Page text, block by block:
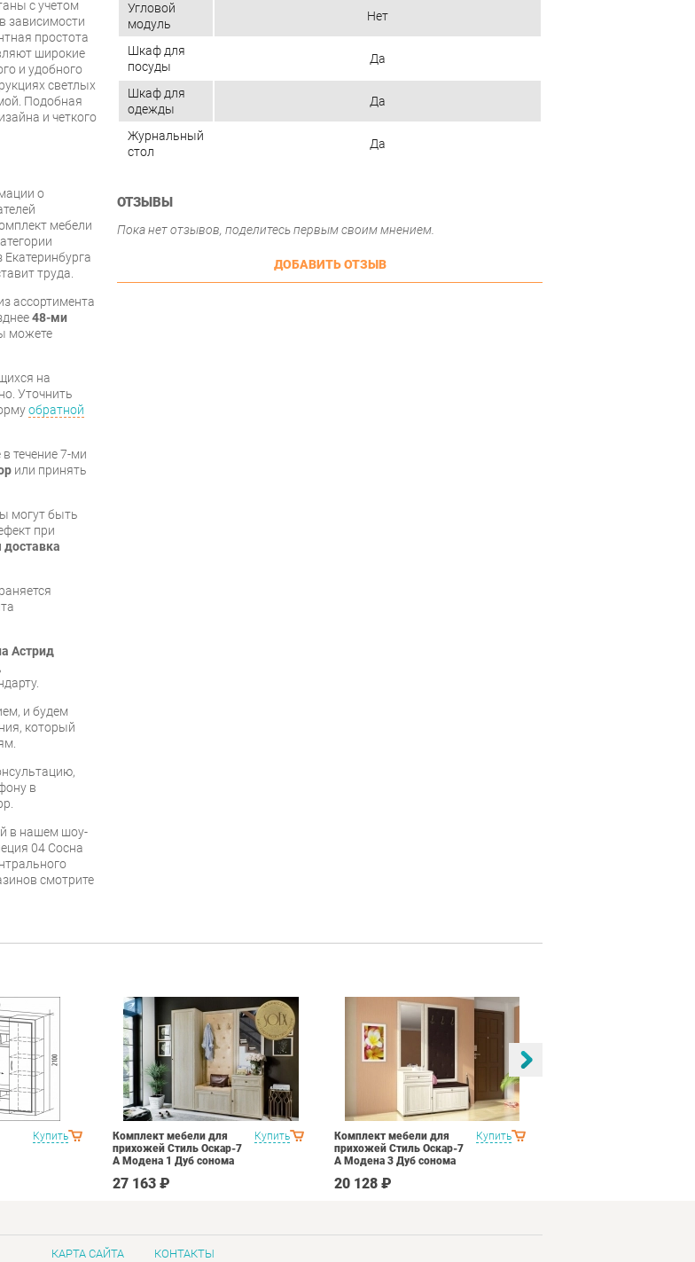
с учетом
зависимости
простота
широкие
и удобного
светлых
Подобная
и четкого
о
мебели
труда.
ассортимента
48-ми
можете
на
Уточнить
обратной
течение 7-ми
или принять
могут быть
при
доставка
Астрид
,
и будем
который
в
в нашем шоу-
04 Сосна
смотрите
Угловой
модуль
Нет
Шкаф для
посуды
Да
Шкаф для
одежды
Да
Журнальный
стол
Да
ОТЗЫВЫ
Пока нет отзывов, поделитесь первым своим мнением.
ДОБАВИТЬ ОТЗЫВ
Купить Купить
Комплект мебели для
прихожей Стиль Оскар-7
А Модена 1 Дуб сонома
27 163 ₽
Купить
Комплект мебели для
прихожей Стиль Оскар-7
А Модена 3 Дуб сонома
20 128 ₽
КАРТА САЙТА КОНТАКТЫ